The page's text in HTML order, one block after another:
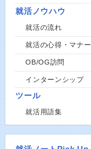
就活ノウハウ
就活の流れ
就活の心得・マナー
OB/OG訪問
インターンシップ
ツール
就活用語集